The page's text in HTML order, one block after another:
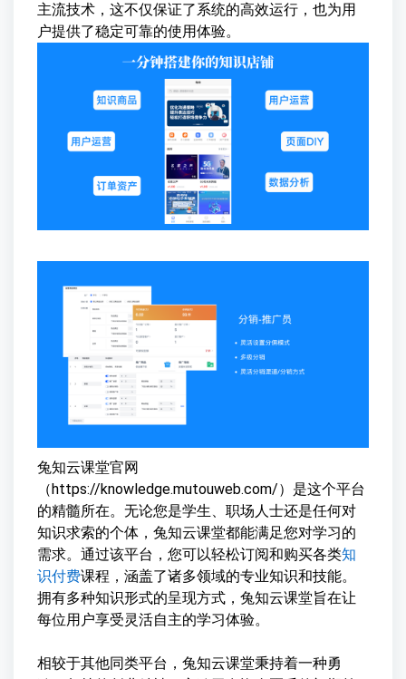
主流技术，这不仅保证了系统的高效运行，也为用
户提供了稳定可靠的使用体验。
兔知云课堂官网
（https://knowledge.mutouweb.com/）是这个平台
的精髓所在。无论您是学生、职场人士还是任何对
知识求索的个体，兔知云课堂都能满足您对学习的
需求。通过该平台，您可以轻松订阅和购买各类知
识付费课程，涵盖了诸多领域的专业知识和技能。
拥有多种知识形式的呈现方式，兔知云课堂旨在让
每位用户享受灵活自主的学习体验。
相较于其他同类平台，兔知云课堂秉持着一种勇